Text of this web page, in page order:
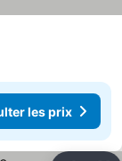
les prix